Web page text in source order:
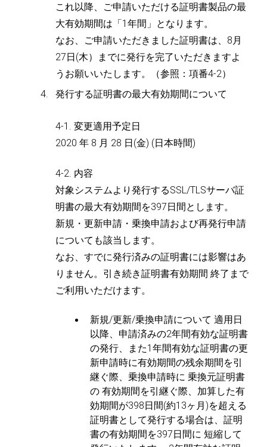
これ以降、ご申請いただける証明書製品の最
大有効期間は「1年間」となります。
なお、ご申請いただきました証明書は、8月
27日(木）までに発行を完了いただきますよ
うお願いいたします。（参照：項番4-2）
発行する証明書の最大有効期間について
4-1. 変更適用予定日
2020 年 8 月 28 日(金) (日本時間)
4-2. 内容
対象システムより発行するSSL/TLSサーバ証
明書の最大有効期間を397日間とします。
新規・更新申請・乗換申請および再発行申請
についても該当します。
なお、すでに発行済みの証明書には影響はあ
りません。引き続き証明書有効期間 終了まで
ご利用いただけます。
新規/更新/乗換申請について 適用日
以降、申請済みの2年間有効な証明書
の発行、また1年間有効な証明書の更
新申請時に有効期間の残余期間を引
継ぐ際、乗換申請時に 乗換元証明書
の 有効期間を引継ぐ際、加算した有
効期間が398日間(約13ヶ月)を超える
証明書として発行する場合は、証明
書の有効期間を397日間に 短縮して